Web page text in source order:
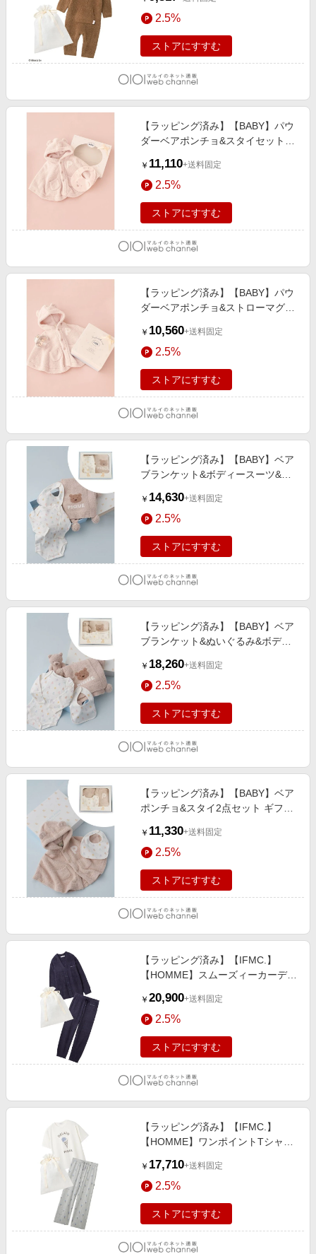
2.5%
ストアにすすむ
【ラッピング済み】【BABY】パウ
ダーベアポンチョ&スタイセット
￥ 11,110+送料固定
2.5%
ストアにすすむ
【ラッピング済み】【BABY】パウ
ダーベアポンチョ&ストローマグセ
￥ 10,560+送料固定
2.5%
ストアにすすむ
【ラッピング済み】【BABY】ベア
ブランケット&ボディースーツ&ス
￥ 14,630+送料固定
2.5%
ストアにすすむ
【ラッピング済み】【BABY】ベア
ブランケット&ぬいぐるみ&ボディ
BOX BEG
￥ 18,260+送料固定
2.5%
ストアにすすむ
【ラッピング済み】【BABY】ベア
ポンチョ&スタイ2点セット ギフト
￥ 11,330+送料固定
2.5%
ストアにすすむ
【ラッピング済み】【IFMC.】
【HOMME】スムーズィーカーディ
￥ 20,900+送料固定
2.5%
ストアにすすむ
【ラッピング済み】【IFMC.】
【HOMME】ワンポイントTシャツ
￥ 17,710+送料固定
2.5%
ストアにすすむ